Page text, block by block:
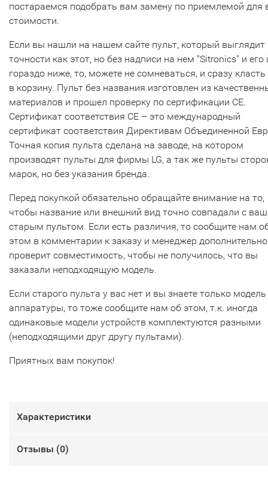
постараемся подобрать вам замену по приемлемой для
стоимости.
Если вы нашли на нашем сайте пульт, который выглядит
точности как этот, но без надписи на нем "Sitronics" и его
гораздо ниже, то, можете не сомневаться, и сразу класть
в корзину. Пульт без названия изготовлен из
материалов и прошел проверку по сертификации CE.
Сертификат соответствия СЕ – это международный
сертификат соответствия Директивам Объединенной
Точная копия пульта сделана на заводе, на котором
производят пульты для фирмы LG, а так же пульты
марок, но без указания бренда.
Перед покупкой обязательно обращайте внимание на то,
чтобы название или внешний вид точно совпадали с
старым пультом. Если есть различия, то сообщите нам
этом в комментарии к заказу и менеджер дополнительно
проверит совместимость, чтобы не получилось, что вы
заказали неподходящую модель.
Если старого пульта у вас нет и вы знаете только модель
аппаратуры, то тоже сообщите нам об этом, т.к. иногда
одинаковые модели устройств комплектуются разными
(неподходящими друг другу пультами).
Приятных вам покупок!
Характеристики
Отзывы (0)